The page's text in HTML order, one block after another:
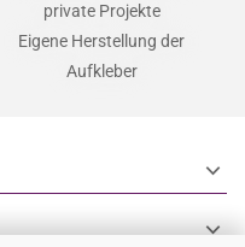
private Projekte
Eigene Herstellung der
Aufkleber
expand_more
expand_more